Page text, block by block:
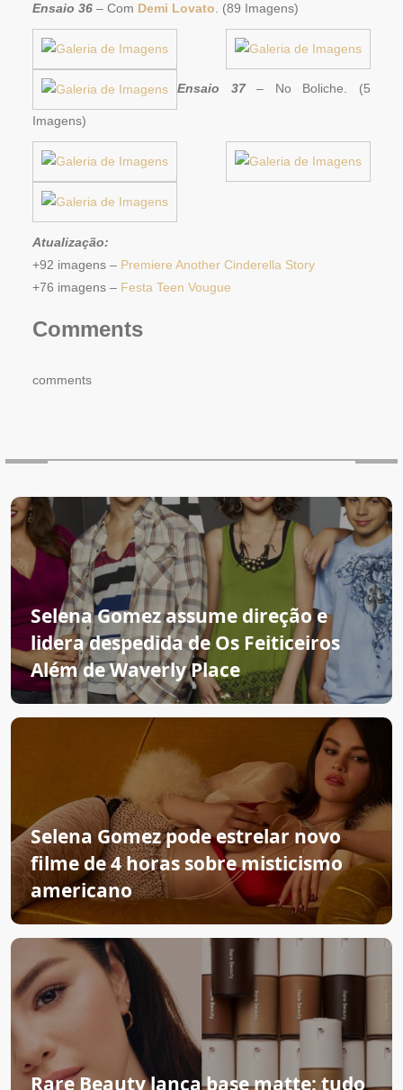
Ensaio 36 – Com Demi Lovato . (89 Imagens)
Ensaio 37– No Boliche. (5
Imagens)
Atualização:
+92 imagens – Premiere Another Cinderella Story
+76 imagens – Festa Teen Vougue
Comments
comments
Selena Gomez assume direção e
lidera despedida de Os Feiticeiros
Além de Waverly Place
Selena Gomez pode estrelar novo
filme de 4 horas sobre misticismo
americano
Rare Beauty lança base matte: tudo